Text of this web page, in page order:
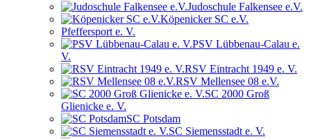
Judoschule Falkensee e.V.
Köpenicker SC e.V.
Pfeffersport e. V.
PSV Lübbenau-Calau e.
V.
RSV Eintracht 1949 e. V.
RSV Mellensee 08 e.V.
SC 2000 Groß
Glienicke e. V.
SC Potsdam
SC Siemensstadt e. V.